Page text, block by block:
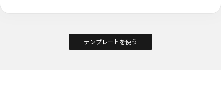
テンプレートを使う